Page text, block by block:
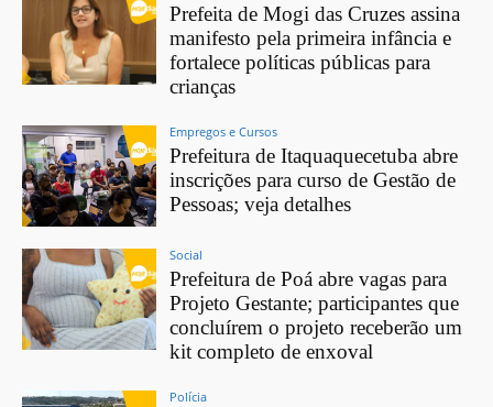
Prefeita de Mogi das Cruzes assina
manifesto pela primeira infância e
fortalece políticas públicas para
crianças
Empregos e Cursos
Prefeitura de Itaquaquecetuba abre
inscrições para curso de Gestão de
Pessoas; veja detalhes
Social
Prefeitura de Poá abre vagas para
Projeto Gestante; participantes que
concluírem o projeto receberão um
kit completo de enxoval
Polícia